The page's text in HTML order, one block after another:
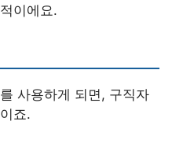
이에요.
사용하게 되면, 구직자
죠.